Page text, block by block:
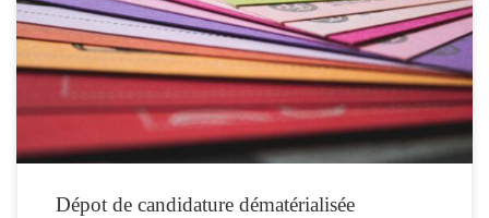
Dépot de candidature dématérialisée